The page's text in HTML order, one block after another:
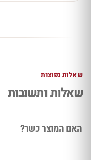
שאלות נפוצות
שאלות ותשובות
האם המוצר כשר?